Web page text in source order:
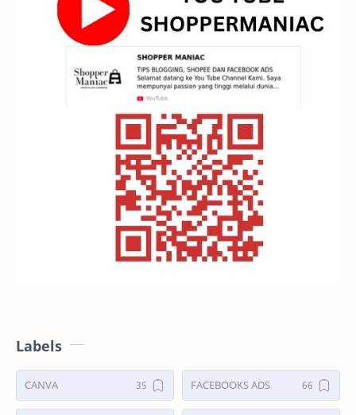
Labels
CANVA FACEBOOKS ADS